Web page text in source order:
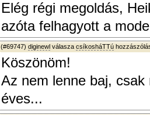
Elég régi megoldás,
azóta felhagyott a
(#69747) diginewl válasza csíkosháTTú
Köszönöm!
Az nem lenne baj,
éves...